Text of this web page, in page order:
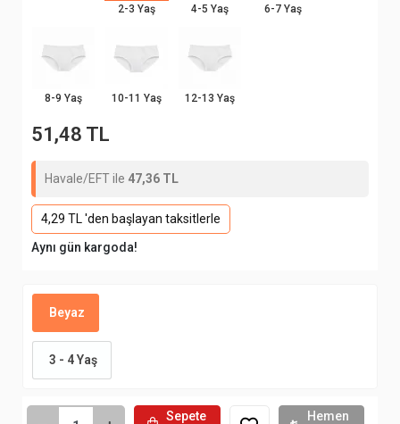
2-3 Yaş 4-5 Yaş 6-7 Yaş
8-9 Yaş 10-11 Yaş 12-13 Yaş
51,48 TL
Havale/EFT ile 47,36 TL
4,29 TL 'den başlayan taksitlerle
Aynı gün kargoda!
Beyaz
3 - 4 Yaş
Sepete
Hemen